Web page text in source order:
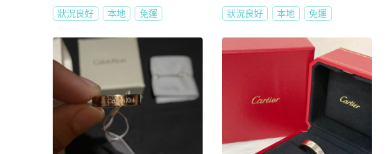
狀況良好 本地 免運 狀況良好 本地 免運